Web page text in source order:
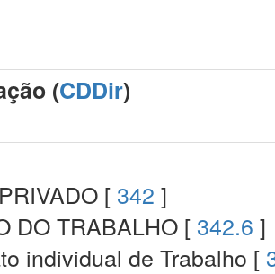
(CDDir)
[ 342 ]
DO TRABALHO [ 342.6 ]
individual de Trabalho [